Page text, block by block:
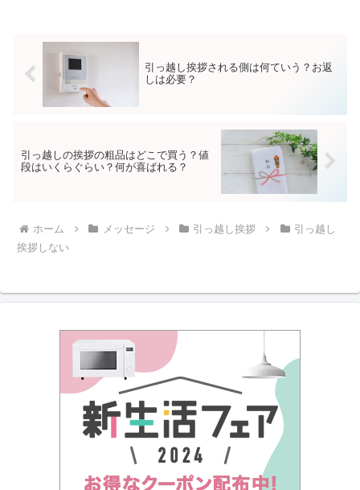
引っ越し挨拶される側は何ていう？お返
しは必要？
引っ越しの挨拶の粗品はどこで買う？値
段はいくらぐらい？何が喜ばれる？
ホーム メッセージ 引っ越し挨拶
引っ越し
挨拶しない